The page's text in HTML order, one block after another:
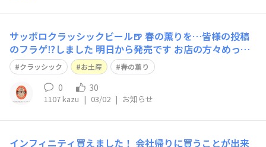
サッポロクラッシックビール🍺 春の薫りを…皆様の投稿
のフラゲ⁉️しました 明日から発売です お店の方々めっち
ゃ張り切って陳列しておりました 大阪のお土産に持参し
ます👍 皆様お楽しみに… うふふ✨ヤー✨🍻🎶🍀
クラッシック お土産 春の薫り
0 30
1107 kazu | 03/02 | お知らせ
インフィニティ買えました！ 会社帰りに買うことが出来